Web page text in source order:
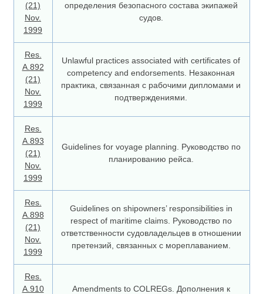
(21)
Nov.
1999
определения безопасного состава экипажей
судов.
Res.
A.892
(21)
Nov.
1999
Unlawful practices associated with certificates of
competency and endorsements. Незаконная
практика, связанная с рабочими дипломами и
подтверждениями.
Res.
A.893
(21)
Nov.
1999
Guidelines for voyage planning. Руководство по
планированию рейса.
Res.
A.898
(21)
Nov.
1999
Guidelines on shipowners’ responsibilities in
respect of maritime claims. Руководство по
ответственности судовладельцев в отношении
претензий, связанных с мореплаванием.
Res.
A.910
Amendments to COLREGs. Дополнения к